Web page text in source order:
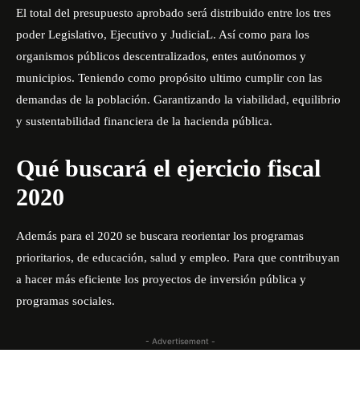
El total del presupuesto aprobado será distribuido entre los tres
poder Legislativo, Ejecutivo y JudiciaL. Así como para los
organismos públicos descentralizados, entes autónomos y
municipios. Teniendo como propósito ultimo cumplir con las
demandas de la población. Garantizando la viabilidad, equilibrio
y sustentabilidad financiera de la hacienda pública.
Qué buscará el ejercicio fiscal
2020
Además para el 2020 se buscara reorientar los programas
prioritarios, de educación, salud y empleo. Para que contribuyan
a hacer más eficiente los proyectos de inversión pública y
programas sociales.
- Advertisement -